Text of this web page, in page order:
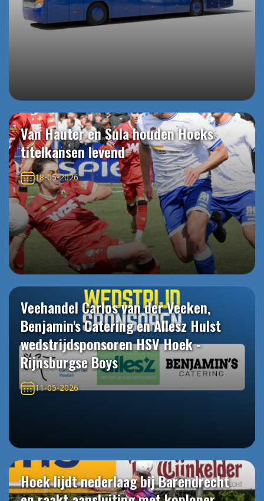
Van Hauter en Sula houden Hoeks
titelkansen levend
18-05-2026
Veehandel Carlos van der Veeken,
Benjamin's Catering en Allesz Hulst
wedstrijdsponsoren HSV Hoek -
Rijnsburgse Boys
11-05-2026
Hoek lijdt nederlaag bij Barendrecht